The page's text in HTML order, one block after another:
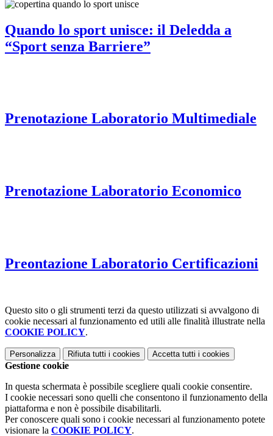
Quando lo sport unisce: il Deledda a
“Sport senza Barriere”
Prenotazione Laboratorio Multimediale
Prenotazione Laboratorio Economico
Preontazione Laboratorio Certificazioni
Questo sito o gli strumenti terzi da questo utilizzati si avvalgono di
cookie necessari al funzionamento ed utili alle finalità illustrate nella
COOKIE POLICY.
Personalizza Rifiuta tutti i cookies Accetta tutti i cookies
Gestione cookie
In questa schermata è possibile scegliere quali cookie consentire.
I cookie necessari sono quelli che consentono il funzionamento della
piattaforma e non è possibile disabilitarli.
Per conoscere quali sono i cookie necessari al funzionamento potete
visionare la COOKIE POLICY.